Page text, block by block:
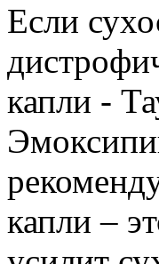
Если
капли -
капли –